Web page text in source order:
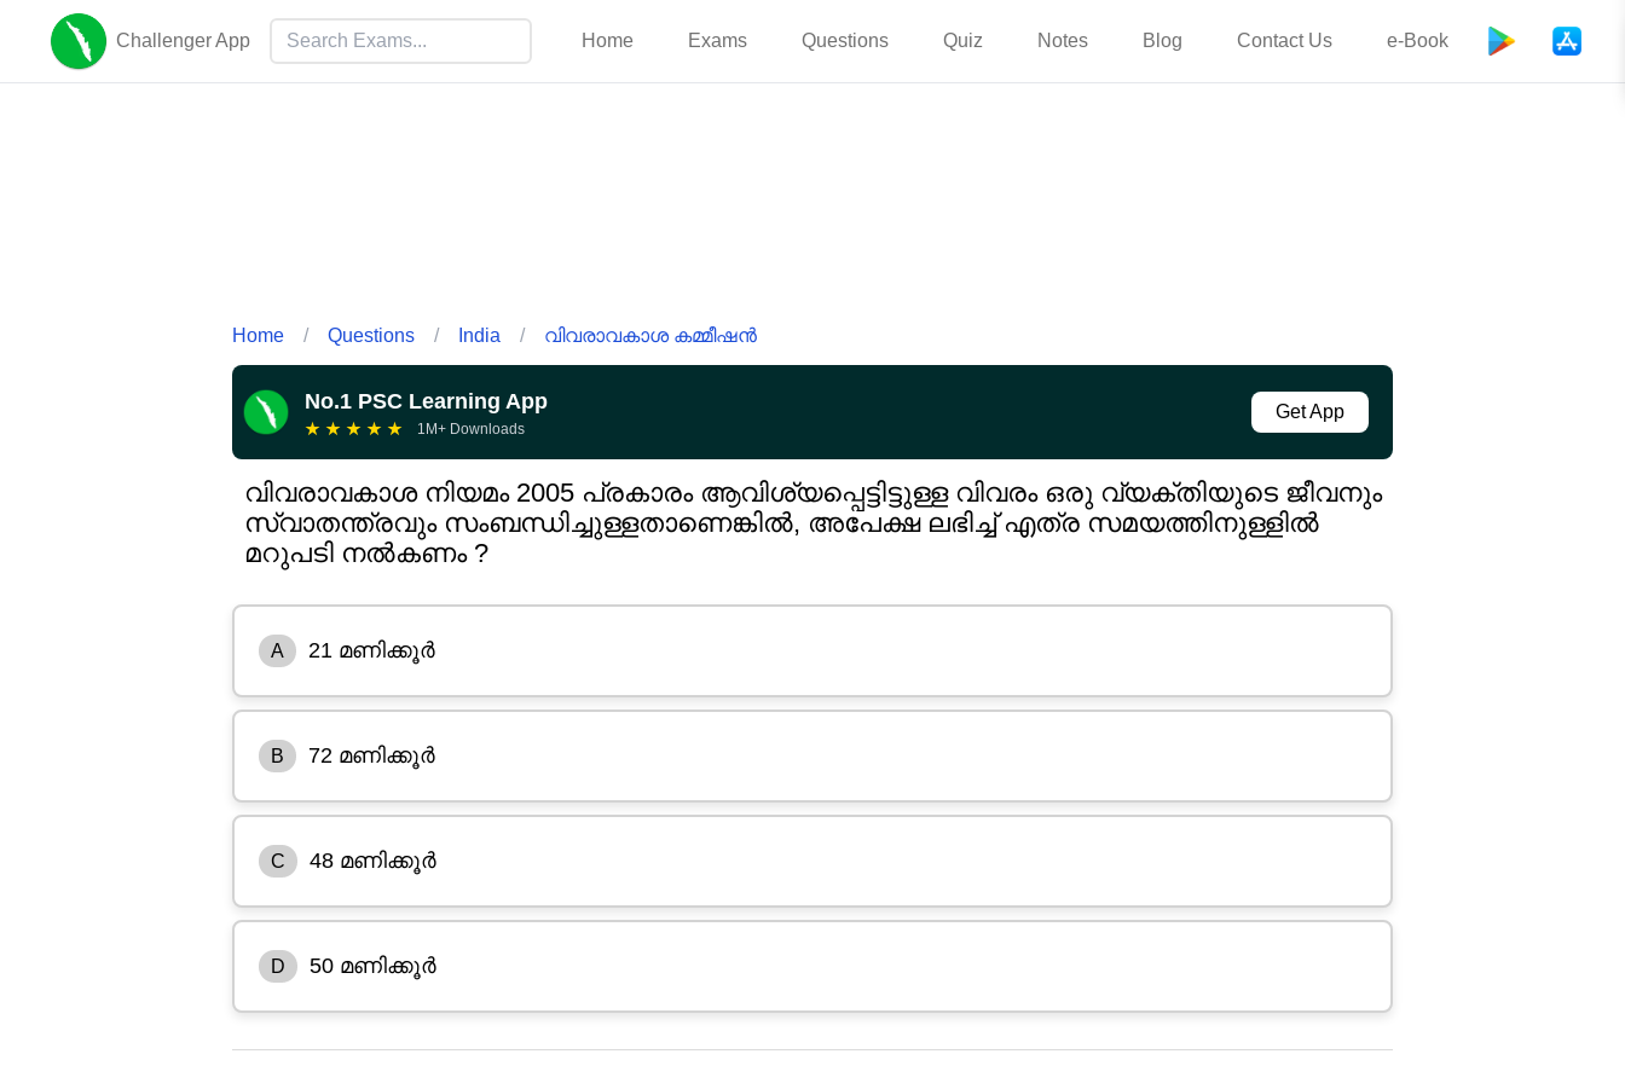
Challenger App Home Exams Questions Quiz Notes Blog Contact Us e-Book
Home / Questions / India / വിവരാവകാശ കമ്മീഷൻ
No.1 PSC Learning App
★ ★ ★ ★ ★ 1M+ Downloads
Get App
വിവരാവകാശ നിയമം 2005 പ്രകാരം ആവിശ്യപ്പെട്ടിട്ടുള്ള വിവരം ഒരു വ്യക്തിയുടെ ജീവനും
സ്വാതന്ത്രവും സംബന്ധിച്ചുള്ളതാണെങ്കിൽ, അപേക്ഷ ലഭിച്ച് എത്ര സമയത്തിനുള്ളിൽ
മറുപടി നൽകണം ?
A 21 മണിക്കൂർ
B 72 മണിക്കൂർ
C 48 മണിക്കൂർ
D 50 മണിക്കൂർ